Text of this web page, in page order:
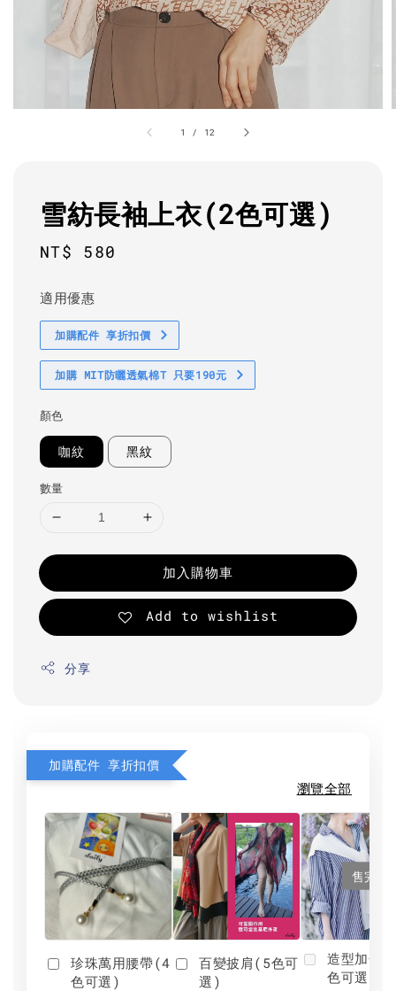
1 / 12
雪紡長袖上衣(2色可選)
Regular
NT$ 580
適用優惠
加購配件 享折扣價
加購 MIT防曬透氣棉T 只要190元
顏色
咖紋 黑紋
數量
加入購物車
Add to wishlist
分享
加購配件 享折扣價
瀏覽全部
珍珠萬用腰帶(4
色可選)
百變披肩(5色可
選)
售完
造型加分
色可選)